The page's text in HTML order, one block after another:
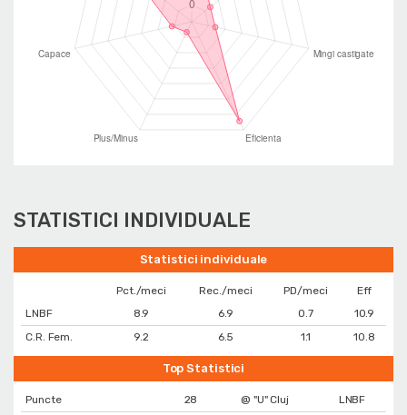
STATISTICI INDIVIDUALE
Statistici individuale
Pct./meci Rec./meci PD/meci
Eff
LNBF
8.9 6.9 0.7
10.9
C.R. Fem.
9.2 6.5 1.1 10.8
Top Statistici
Puncte 28 @ "U" Cluj
LNBF